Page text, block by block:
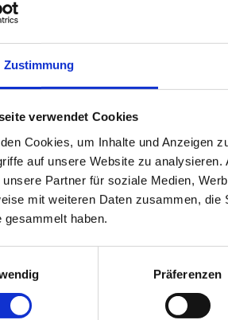
Zustimmung
verwendet Cookies
Cookies, um Inhalte und Anzeigen
auf unsere Website zu
unsere Partner für soziale Medien,
mit weiteren Daten zusammen,
gesammelt haben.
Präferenzen